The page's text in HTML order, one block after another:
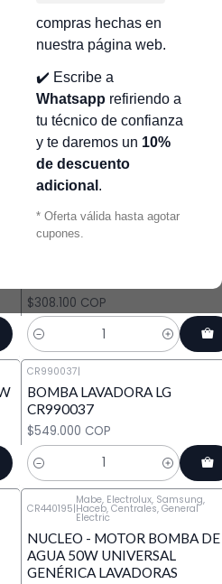
compras hechas en
nuestra página web.
✔️ Escribe a
Whatsapp refiriendo a
tu técnico de confianza
y te daremos un 10%
de descuento
adicional .
* Oferta válida hasta agotar
cupones.
4681EA2002H LG CR444871
$444.600 COP
Cantidad
CR445865 LG
BOMBA 2 TINAS SIRVE A LG
MISMA LGLZ023 LG CR445865
$171.600 COP
Cantidad
​CR440829
$308.100 COP
Cantidad
CR990037|
BOMBA LAVADORA LG
CR990037
$549.000 COP
Cantidad
CR440195|
Mabe, Electrolux, Samsung,
Haceb, Centrales, General
Electric
NUCLEO - MOTOR BOMBA DE
AGUA 50W UNIVERSAL
GENÉRICA LAVADORAS